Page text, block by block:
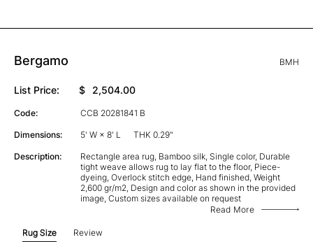
Bergamo BMH
List Price: $ 2,504.00
Code: CCB 20281841 B
Dimensions: 5' W × 8' L THK 0.29"
Description:
Rectangle area rug, Bamboo silk, Single color, Durable
tight weave allows rug to lay flat to the floor, Piece-
dyeing, Overlock stitch edge, Hand finished, Weight
2,600 gr/m2, Design and color as shown in the provided
image, Custom sizes available on request
Read More
Rug Size Review